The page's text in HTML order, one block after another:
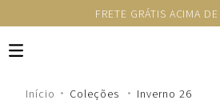
FRETE GRÁTIS ACIMA
Coleções Inverno 26